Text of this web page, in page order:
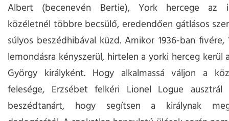
Albert (becenevén Bertie), York hercege az
közéletnél többre becsülő, eredendően gátlásos
súlyos beszédhibával küzd. Amikor 1936-ban fivére,
lemondásra kényszerül, hirtelen a yorki herceg kerül
György királyként. Hogy alkalmassá váljon a
felesége, Erzsébet felkéri Lionel Logue ausztrál
beszédtanárt, hogy segítsen a királynak